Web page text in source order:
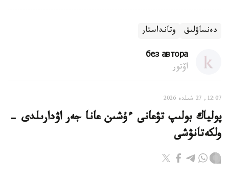
دەنساۋلىق وتانداستار
без автора
اۆتور
12:07, 27 شىلدە 2026
پولياك بولىپ تۋعانى ءۇشىن عانا جەر اۋدارىلدى -
ولكەتانۋشى